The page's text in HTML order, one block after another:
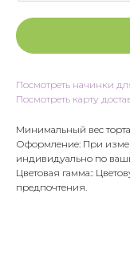
Посмотреть начинки
Посмотреть карту
Минимальный вес
Оформление: При
индивидуально по
Цветовая гамма::
предпочтения.